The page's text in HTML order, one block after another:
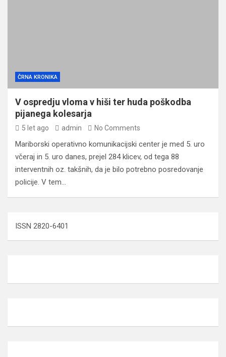
ČRNA KRONIKA
V ospredju vloma v hiši ter huda poškodba
pijanega kolesarja
5 let ago admin No Comments
Mariborski operativno komunikacijski center je med 5. uro
včeraj in 5. uro danes, prejel 284 klicev, od tega 88
interventnih oz. takšnih, da je bilo potrebno posredovanje
policije. V tem…
ISSN 2820-6401